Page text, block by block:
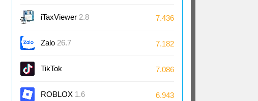
iTaxViewer 2.8 7.436
Zalo 26.7 7.182
TikTok 7.086
ROBLOX 1.6 6.943